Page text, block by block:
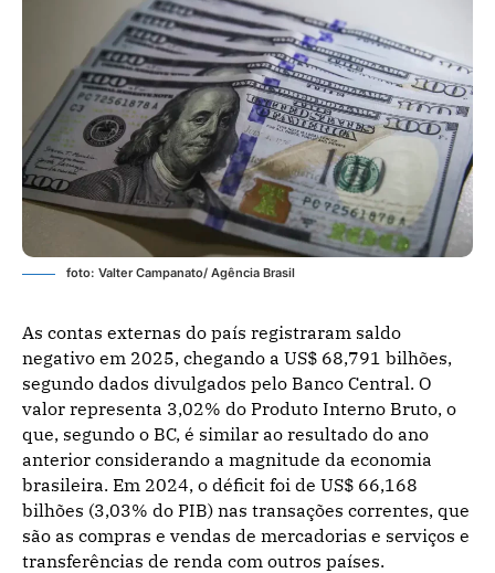
foto: Valter Campanato/ Agência Brasil
As contas externas do país registraram saldo
negativo em 2025, chegando a US$ 68,791 bilhões,
segundo dados divulgados pelo Banco Central. O
valor representa 3,02% do Produto Interno Bruto, o
que, segundo o BC, é similar ao resultado do ano
anterior considerando a magnitude da economia
brasileira. Em 2024, o déficit foi de US$ 66,168
bilhões (3,03% do PIB) nas transações correntes, que
são as compras e vendas de mercadorias e serviços e
transferências de renda com outros países.